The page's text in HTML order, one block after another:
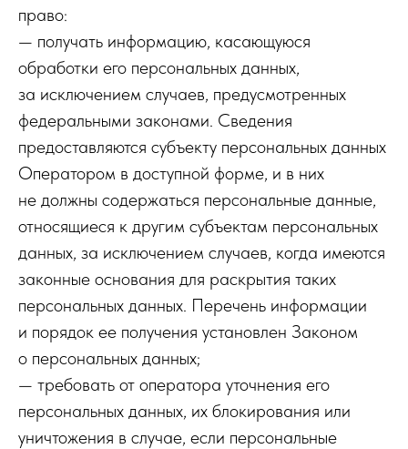
право:
— получать информацию, касающуюся
обработки его персональных данных,
за исключением случаев, предусмотренных
федеральными законами. Сведения
предоставляются субъекту персональных данных
Оператором в доступной форме, и в них
не должны содержаться персональные данные,
относящиеся к другим субъектам персональных
данных, за исключением случаев, когда имеются
законные основания для раскрытия таких
персональных данных. Перечень информации
и порядок ее получения установлен Законом
о персональных данных;
— требовать от оператора уточнения его
персональных данных, их блокирования или
уничтожения в случае, если персональные